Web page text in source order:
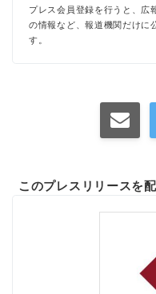
プレス会員登録を行うと、広
の情報など、報道機関だけに
す。
このプレスリリースを